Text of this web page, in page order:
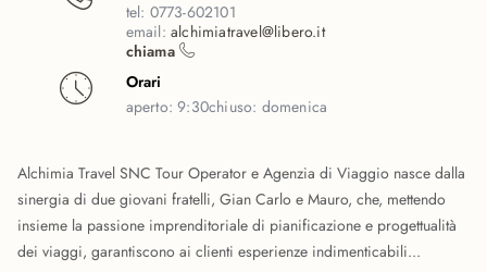
tel: 0773-602101
email: alchimiatravel@libero.it
chiama
Orari
aperto:9:30chiuso: domenica
Alchimia Travel SNC Tour Operator e Agenzia di Viaggio nasce dalla
sinergia di due giovani fratelli, Gian Carlo e Mauro, che, mettendo
insieme la passione imprenditoriale di pianificazione e progettualità
dei viaggi, garantiscono ai clienti esperienze indimenticabili...